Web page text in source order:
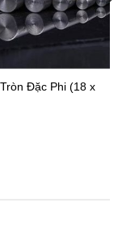
Đặc Phi (18 x